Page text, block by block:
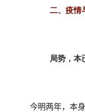
二、疫
局势，本
今明两年，本